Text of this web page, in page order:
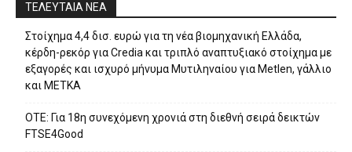
ΤΕΛΕΥΤΑΙΑ ΝΕΑ
Στοίχημα 4,4 δισ. ευρώ για τη νέα βιομηχανική Ελλάδα,
κέρδη-ρεκόρ για Credia και τριπλό αναπτυξιακό στοίχημα με
εξαγορές και ισχυρό μήνυμα Μυτιληναίου για Metlen, γάλλιο
και ΜΕΤΚΑ
ΟΤΕ: Για 18η συνεχόμενη χρονιά στη διεθνή σειρά δεικτών
FTSE4Good